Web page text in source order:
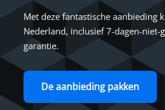
Met deze fantastische aanbieding
Nederland, inclusief 7-dagen-niet-
garantie.
De aanbieding pakken